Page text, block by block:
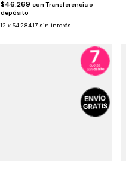
$46.269 con Transferencia o
depósito
12 x $4.284,17 sin interés